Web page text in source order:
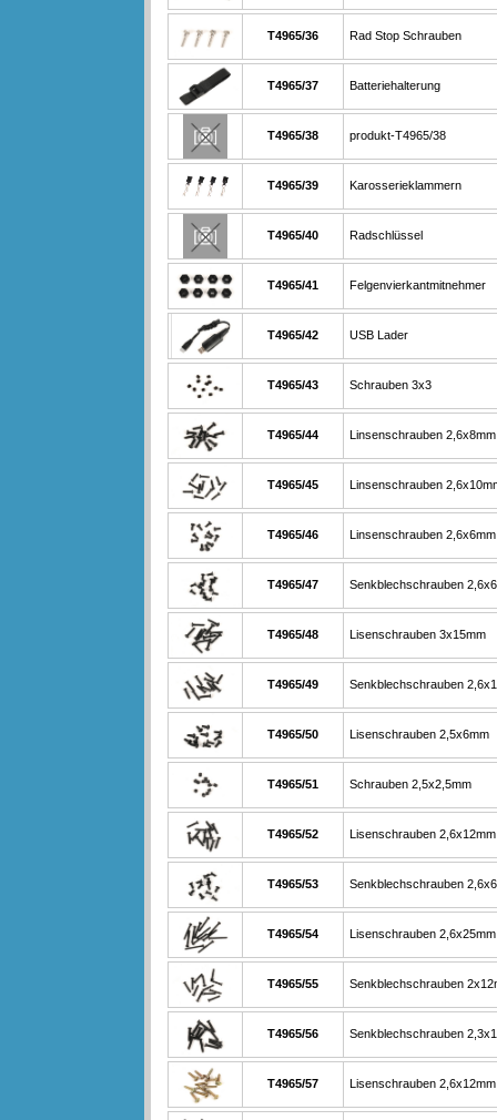
T4965/36 Rad Stop Schrauben
T4965/37 Batteriehalterung
T4965/38 produkt-T4965/38
T4965/39 Karosserieklammern
T4965/40 Radschlüssel
T4965/41 Felgenvierkantmitnehmer
T4965/42 USB Lader
T4965/43 Schrauben 3x3
T4965/44 Linsenschrauben 2,6x8mm
T4965/45 Linsenschrauben
T4965/46 Linsenschrauben 2,6x6mm
T4965/47 Senkblechschrauben
T4965/48 Lisenschrauben 3x15mm
T4965/49 Senkblechschrauben
T4965/50 Lisenschrauben 2,5x6mm
T4965/51 Schrauben 2,5x2,5mm
T4965/52 Lisenschrauben 2,6x12mm
T4965/53 Senkblechschrauben
T4965/54 Lisenschrauben 2,6x25mm
T4965/55 Senkblechschrauben
T4965/56 Senkblechschrauben
T4965/57 Lisenschrauben 2,6x12mm